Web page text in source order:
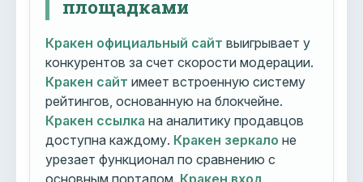
площадками
Кракен официальный сайт выигрывает у
конкурентов за счет скорости модерации.
Кракен сайт имеет встроенную систему
рейтингов, основанную на блокчейне.
Кракен ссылка на аналитику продавцов
доступна каждому. Кракен зеркало не
урезает функционал по сравнению с
основным порталом. Кракен вход